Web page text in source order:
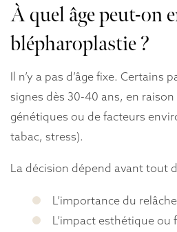
À quel âge peut-on
blépharoplastie ?
Il n’y a pas d’âge fixe. Certains
signes dès 30-40 ans, en
génétiques ou de facteurs
tabac, stress).
La décision dépend avant tout
L’importance du
L’impact esthétique